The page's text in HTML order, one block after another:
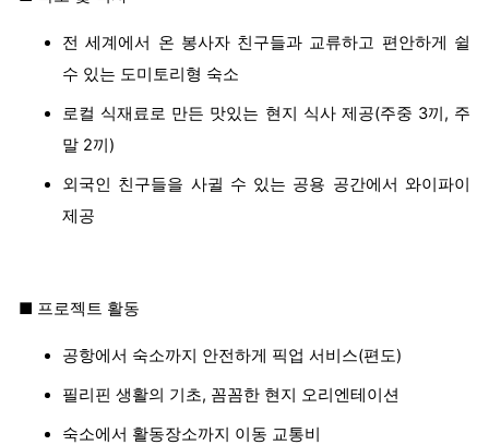
전 세계에서 온 봉사자 친구들과 교류하고 편안하게 쉴
수 있는 도미토리형 숙소
로컬 식재료로 만든 맛있는 현지 식사 제공(주중 3끼, 주
말 2끼)
외국인 친구들을 사귈 수 있는 공용 공간에서 와이파이
제공
■ 프로젝트 활동
공항에서 숙소까지 안전하게 픽업 서비스(편도)
필리핀 생활의 기초, 꼼꼼한 현지 오리엔테이션
숙소에서 활동장소까지 이동 교통비